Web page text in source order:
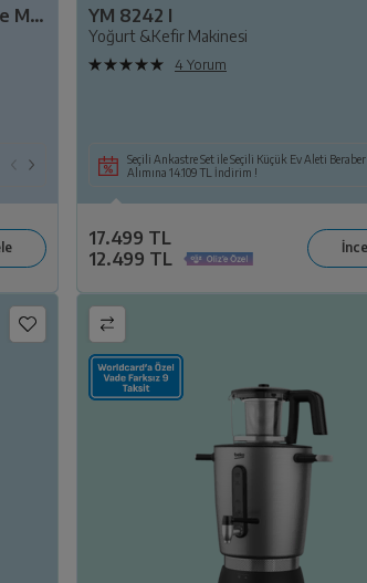
TKM 8961 A Yeni Keyf Türk Kahve Makinesi
Seçili Beyaz Eşya ile Birlikte Seçili KEA Alımına
6.099 TL İndirim!
YM 8242 I
Yoğurt &Kefir Makinesi
4 Yorum
Seçili Ankastre Set ile Seçili Küçük Ev Aleti Beraber
Alımına 14.109 TL İndirim !
17.499 TL
12.499 TL